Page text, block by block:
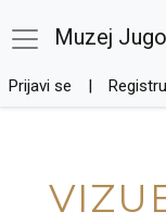
Muzej
Prijavi se